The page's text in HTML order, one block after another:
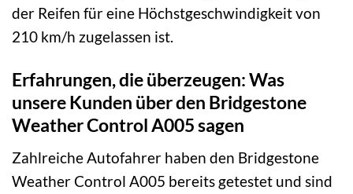
der Reifen für eine Höchstgeschwindigkeit von
210 km/h zugelassen ist.
Erfahrungen, die überzeugen: Was
unsere Kunden über den Bridgestone
Weather Control A005 sagen
Zahlreiche Autofahrer haben den Bridgestone
Weather Control A005 bereits getestet und sind